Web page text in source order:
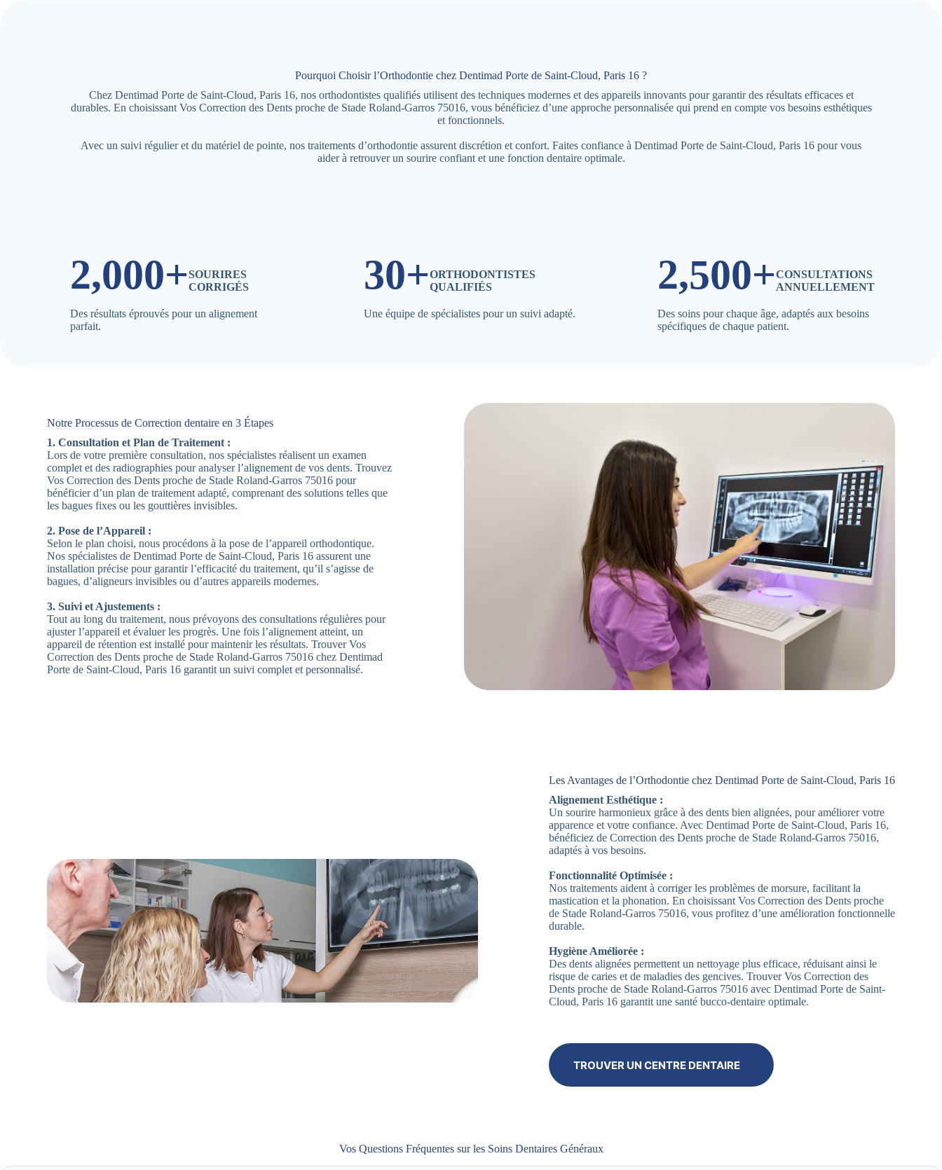
Pourquoi Choisir l’Orthodontie chez Dentimad Porte de Saint-Cloud, Paris 16 ?
Chez Dentimad Porte de Saint-Cloud, Paris 16, nos orthodontistes qualifiés utilisent des techniques modernes et des appareils innovants pour garantir des résultats efficaces et
durables. En choisissant Vos Correction des Dents proche de Stade Roland-Garros 75016, vous bénéficiez d’une approche personnalisée qui prend en compte vos besoins esthétiques
et fonctionnels.
Avec un suivi régulier et du matériel de pointe, nos traitements d’orthodontie assurent discrétion et confort. Faites confiance à Dentimad Porte de Saint-Cloud, Paris 16 pour vous
aider à retrouver un sourire confiant et une fonction dentaire optimale.
2,000+SOURIRES
CORRIGÉS
Des résultats éprouvés pour un alignement
parfait.
30+ORTHODONTISTES
QUALIFIÉS
Une équipe de spécialistes pour un suivi adapté.
2,500+CONSULTATIONS
ANNUELLEMENT
Des soins pour chaque âge, adaptés aux besoins
spécifiques de chaque patient.
Notre Processus de Correction dentaire en 3 Étapes
1. Consultation et Plan de Traitement :
Lors de votre première consultation, nos spécialistes réalisent un examen
complet et des radiographies pour analyser l’alignement de vos dents. Trouvez
Vos Correction des Dents proche de Stade Roland-Garros 75016 pour
bénéficier d’un plan de traitement adapté, comprenant des solutions telles que
les bagues fixes ou les gouttières invisibles.
2. Pose de l’Appareil :
Selon le plan choisi, nous procédons à la pose de l’appareil orthodontique.
Nos spécialistes de Dentimad Porte de Saint-Cloud, Paris 16 assurent une
installation précise pour garantir l’efficacité du traitement, qu’il s’agisse de
bagues, d’aligneurs invisibles ou d’autres appareils modernes.
3. Suivi et Ajustements :
Tout au long du traitement, nous prévoyons des consultations régulières pour
ajuster l’appareil et évaluer les progrès. Une fois l’alignement atteint, un
appareil de rétention est installé pour maintenir les résultats. Trouver Vos
Correction des Dents proche de Stade Roland-Garros 75016 chez Dentimad
Porte de Saint-Cloud, Paris 16 garantit un suivi complet et personnalisé.
Les Avantages de l’Orthodontie chez Dentimad Porte de Saint-Cloud, Paris 16
Alignement Esthétique :
Un sourire harmonieux grâce à des dents bien alignées, pour améliorer votre
apparence et votre confiance. Avec Dentimad Porte de Saint-Cloud, Paris 16,
bénéficiez de Correction des Dents proche de Stade Roland-Garros 75016,
adaptés à vos besoins.
Fonctionnalité Optimisée :
Nos traitements aident à corriger les problèmes de morsure, facilitant la
mastication et la phonation. En choisissant Vos Correction des Dents proche
de Stade Roland-Garros 75016, vous profitez d’une amélioration fonctionnelle
durable.
Hygiène Améliorée :
Des dents alignées permettent un nettoyage plus efficace, réduisant ainsi le
risque de caries et de maladies des gencives. Trouver Vos Correction des
Dents proche de Stade Roland-Garros 75016 avec Dentimad Porte de Saint-
Cloud, Paris 16 garantit une santé bucco-dentaire optimale.
TROUVER UN CENTRE DENTAIRE
Vos Questions Fréquentes sur les Soins Dentaires Généraux